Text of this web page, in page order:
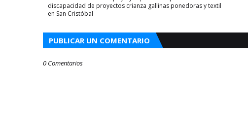
discapacidad de proyectos crianza gallinas ponedoras y textil
en San Cristóbal
PUBLICAR UN COMENTARIO
0 Comentarios